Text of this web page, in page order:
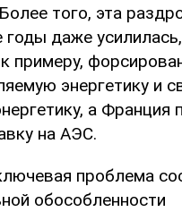
того, эта
годы даже
примеру,
энергетику и
а Франция
на АЭС.
проблема
обособленности